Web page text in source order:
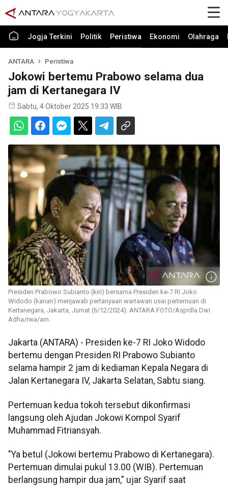
Jogja Terkini Politik Peristiwa Ekonomi Olahraga
ANTARA Peristiwa
Jokowi bertemu Prabowo selama dua
jam di Kertanegara IV
Sabtu, 4 Oktober 2025 19:33 WIB
Presiden Prabowo Subianto (kiri) bersama Presiden ke-7 RI Joko
Widodo (kanan) menjawab pertanyaan wartawan usai pertemuan di
Kertanegara, Jakarta, Jumat (6/12/2024). ANTARA FOTO/Asprilla Dwi
Adha/rwa/am.
Jakarta (ANTARA) - Presiden ke-7 RI Joko Widodo
bertemu dengan Presiden RI Prabowo Subianto
selama hampir 2 jam di kediaman Kepala Negara di
Jalan Kertanegara IV, Jakarta Selatan, Sabtu siang.
Pertemuan kedua tokoh tersebut dikonfirmasi
langsung oleh Ajudan Jokowi Kompol Syarif
Muhammad Fitriansyah.
"Ya betul (Jokowi bertemu Prabowo di Kertanegara).
Pertemuan dimulai pukul 13.00 (WIB). Pertemuan
berlangsung hampir dua jam," ujar Syarif saat